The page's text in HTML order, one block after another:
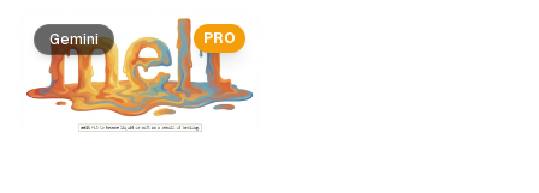
プロンプト一覧
PRO
Gemini